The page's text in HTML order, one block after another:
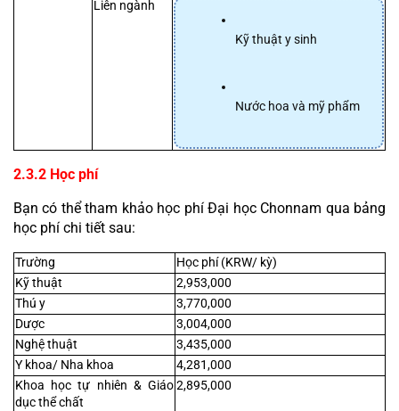
Liên ngành
Kỹ thuật y sinh
Nước hoa và mỹ phẩm
2.3.2 Học phí
Bạn có thể tham khảo học phí Đại học Chonnam qua bảng
học phí chi tiết sau:
Trường
Học phí (KRW/ kỳ)
Kỹ thuật
2,953,000
Thú y
3,770,000
Dược
3,004,000
Nghệ thuật
3,435,000
Y khoa/ Nha khoa
4,281,000
Khoa học tự nhiên & Giáo
dục thể chất
2,895,000